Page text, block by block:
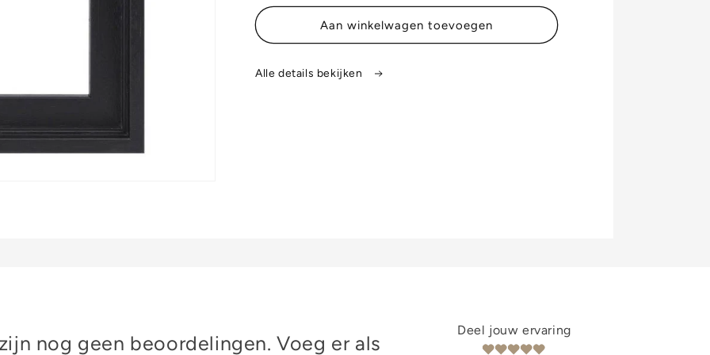
Aan winkelwagen toevoegen
Alle details bekijken
nog geen beoordelingen. Voeg er als
Deel jouw ervaring